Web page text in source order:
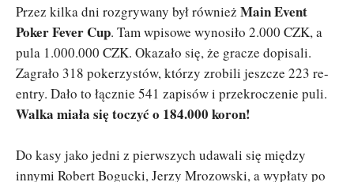
Przez kilka dni rozgrywany był również Main Event
Poker Fever Cup. Tam wpisowe wynosiło 2.000 CZK, a
pula 1.000.000 CZK. Okazało się, że gracze dopisali.
Zagrało 318 pokerzystów, którzy zrobili jeszcze 223 re-
entry. Dało to łącznie 541 zapisów i przekroczenie puli.
Walka miała się toczyć o 184.000 koron!
Do kasy jako jedni z pierwszych udawali się między
innymi Robert Bogucki, Jerzy Mrozowski, a wypłaty po